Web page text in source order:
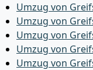
Umzug von
Umzug von
Umzug von
Umzug von
Umzug von